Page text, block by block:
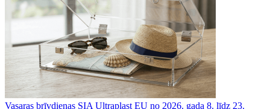
Vasaras brīvdienas SIA Ultraplast EU no 2026. gada 8. līdz 23.